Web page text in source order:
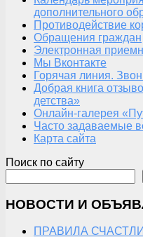
дополнительного
Противодействие
Обращения граждан
Электронная
Мы Вконтакте
Горячая линия.
Добрая книга
детства»
Онлайн-галерея
Часто задаваемые
Карта сайта
Поиск по сайту
НОВОСТИ И
ПРАВИЛА